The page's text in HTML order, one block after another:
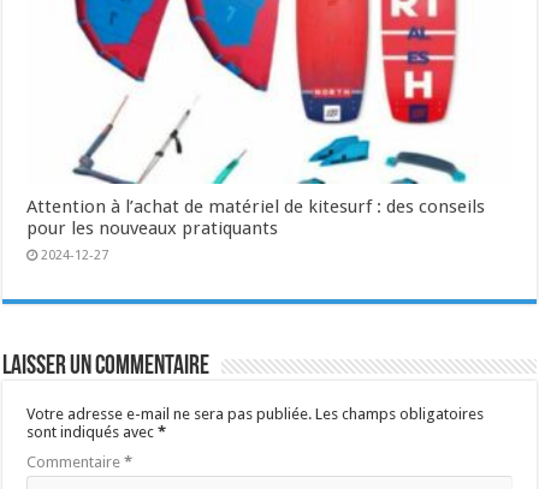
Attention à l’achat de matériel de kitesurf : des conseils
pour les nouveaux pratiquants
2024-12-27
Laisser un commentaire
Votre adresse e-mail ne sera pas publiée. Les champs obligatoires
sont indiqués avec*
Commentaire*